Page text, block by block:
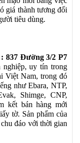
giá thành tương đối
tiêu dùng.
837 Đường 3/2 P7
uy tín trong
Việt Nam, trong đó
như Ebara, NTP,
Shimge, CNP,
kết bán hàng mới
tờ. Sản phẩm của
đáo với thời gian